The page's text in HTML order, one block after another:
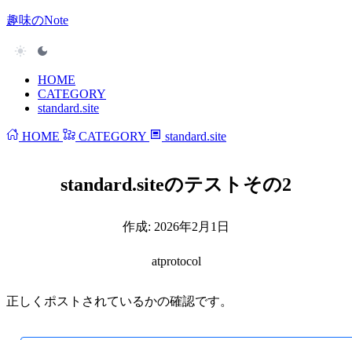
趣味のNote
HOME
CATEGORY
standard.site
HOME CATEGORY standard.site
standard.siteのテストその2
作成: 2026年2月1日
atprotocol
正しくポストされているかの確認です。